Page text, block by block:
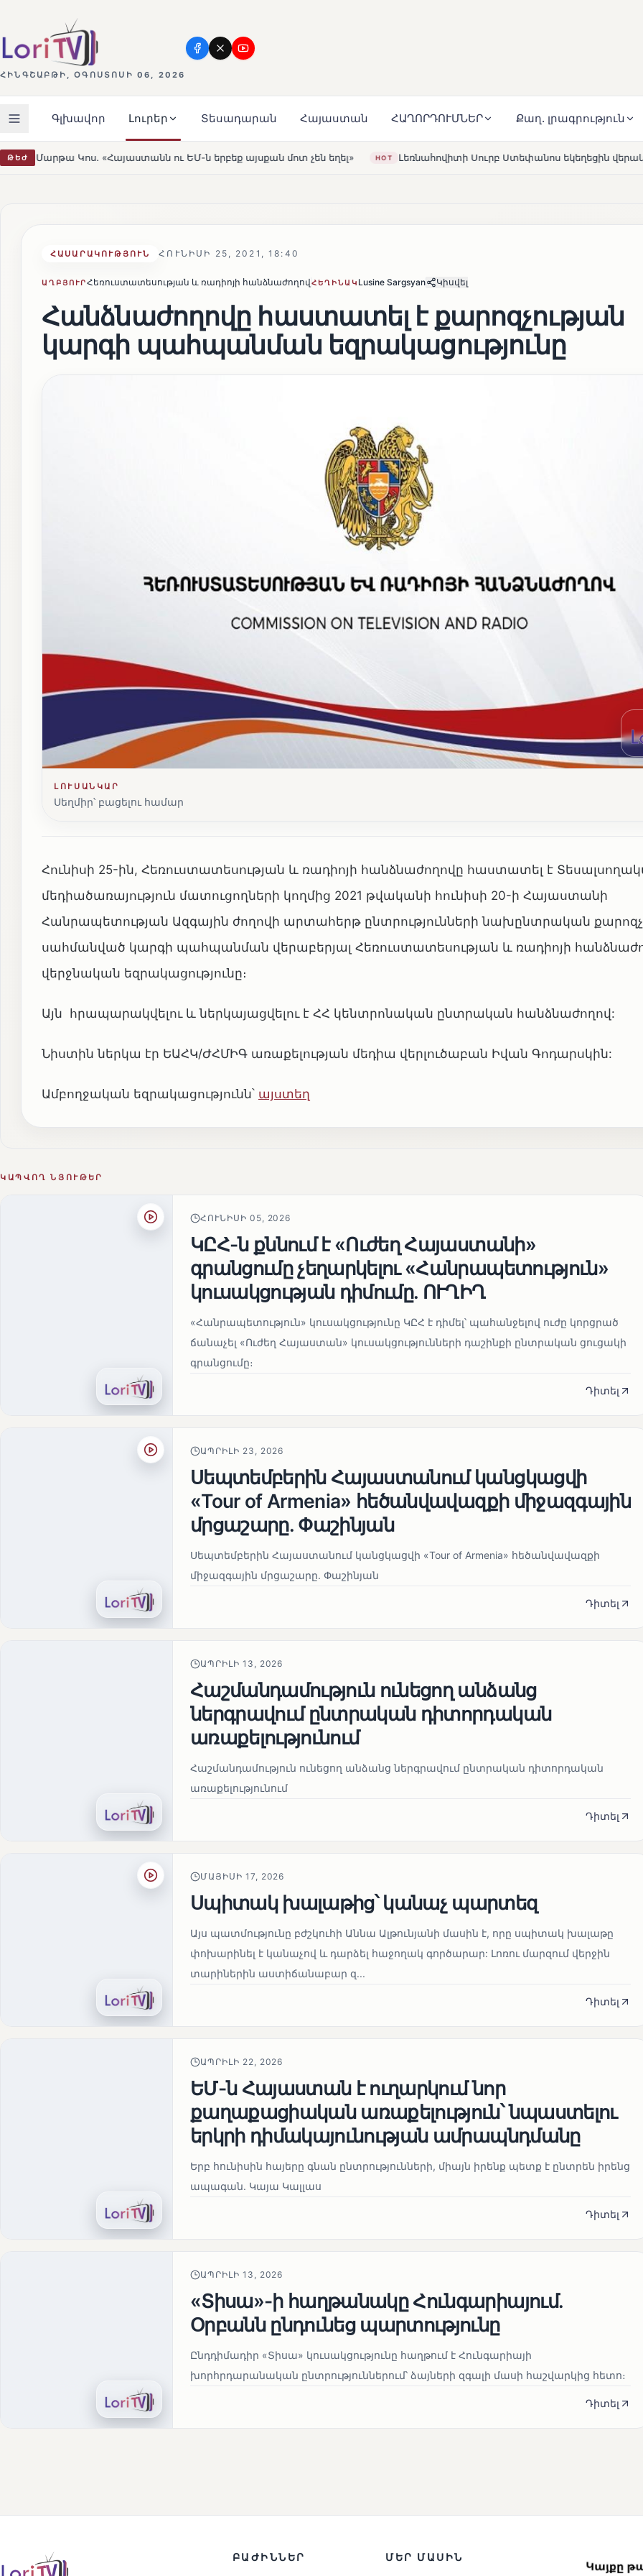
ՀԻՆԳՇԱԲԹԻ, ՕԳՈՍՏՈՍԻ 06, 2026
Գլխավոր Լուրեր Տեսադարան Հայաստան ՀԱՂՈՐԴՈՒՄՆԵՐ Քաղ. լրագրություն
ԹԵԺ ու ԵՄ-ն երբեք այսքան մոտ չեն եղել» HOT Լեռնահովիտի Սուրբ Ստեփանոս եկեղեցին վերակառուցվել է
ՀԱՍԱՐԱԿՈՒԹՅՈՒՆ ՀՈՒՆԻՍԻ 25, 2021, 18:40
ԱՂԲՅՈՒՐՀեռուստատեսության և ռադիոյի հանձնաժողովՀԵՂԻՆԱԿ Lusine Sargsyan Կիսվել
Հանձնաժողովը հաստատել է քարոզչության
կարգի պահպանման եզրակացությունը
ԼՈՒՍԱՆԿԱՐ
Սեղմիր՝ բացելու համար
Հունիսի 25-ին, Հեռուստատեսության և ռադիոյի հանձնաժողովը հաստատել է
մեդիածառայություն մատուցողների կողմից 2021 թվականի հունիսի 20-ի Հայաստանի
Հանրապետության Ազգային ժողովի արտահերթ ընտրությունների նախընտրական
սահմանված կարգի պահպանման վերաբերյալ Հեռուստատեսության և ռադիոյի
վերջնական եզրակացությունը։
Այն հրապարակվելու և ներկայացվելու է ՀՀ կենտրոնական ընտրական հանձնաժողով:
Նիստին ներկա էր ԵԱՀԿ/ԺՀՄԻԳ առաքելության մեդիա վերլուծաբան Իվան Գոդարսկին:
Ամբողջական եզրակացությունն՝ այստեղ
ԿԱՊՎՈՂ ՆՅՈՒԹԵՐ
ՀՈՒՆԻՍԻ 05, 2026
ԿԸՀ-ն քննում է «Ուժեղ Հայաստանի»
գրանցումը չեղարկելու «Հանրապետություն»
կուսակցության դիմումը. ՈՒՂԻՂ
«Հանրապետություն» կուսակցությունը ԿԸՀ է դիմել՝ պահանջելով ուժը կորցրած
ճանաչել «Ուժեղ Հայաստան» կուսակցությունների դաշինքի ընտրական ցուցակի
գրանցումը։
Դիտել
ԱՊՐԻԼԻ 23, 2026
Սեպտեմբերին Հայաստանում կանցկացվի
«Tour of Armenia» հեծանվավազքի միջազգային
մրցաշարը. Փաշինյան
Սեպտեմբերին Հայաստանում կանցկացվի «Tour of Armenia» հեծանվավազքի
միջազգային մրցաշարը. Փաշինյան
Դիտել
ԱՊՐԻԼԻ 13, 2026
Հաշմանդամություն ունեցող անձանց
ներգրավում ընտրական դիտորդական
առաքելությունում
Հաշմանդամություն ունեցող անձանց ներգրավում ընտրական դիտորդական
առաքելությունում
Դիտել
ՄԱՅԻՍԻ 17, 2026
Սպիտակ խալաթից՝ կանաչ պարտեզ
Այս պատմությունը բժշկուհի Աննա Ալթունյանի մասին է, որը սպիտակ խալաթը
փոխարինել է կանաչով և դարձել հաջողակ գործարար: Լոռու մարզում վերջին
տարիներին աստիճանաբար զ...
Դիտել
ԱՊՐԻԼԻ 22, 2026
ԵՄ-ն Հայաստան է ուղարկում նոր
քաղաքացիական առաքելություն՝ նպաստելու
երկրի դիմակայունության ամրապնդմանը
Երբ հունիսին հայերը գնան ընտրությունների, միայն իրենք պետք է ընտրեն իրենց
ապագան. Կայա Կալլաս
Դիտել
ԱՊՐԻԼԻ 13, 2026
«Տիսա»-ի հաղթանակը Հունգարիայում․
Օրբանն ընդունեց պարտությունը
Ընդդիմադիր «Տիսա» կուսակցությունը հաղթում է Հունգարիայի
խորհրդարանական ընտրություններում՝ ձայների զգալի մասի հաշվարկից հետո։
Դիտել
ԲԱԺԻՆՆԵՐ
ՄԵՐ ՄԱՍԻՆ